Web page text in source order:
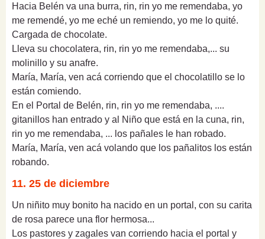
Hacia Belén va una burra, rin, rin yo me remendaba, yo
me remendé, yo me eché un remiendo, yo me lo quité.
Cargada de chocolate.
Lleva su chocolatera, rin, rin yo me remendaba,... su
molinillo y su anafre.
María, María, ven acá corriendo que el chocolatillo se lo
están comiendo.
En el Portal de Belén, rin, rin yo me remendaba, ....
gitanillos han entrado y al Niño que está en la cuna, rin,
rin yo me remendaba, ... los pañales le han robado.
María, María, ven acá volando que los pañalitos los están
robando.
11. 25 de diciembre
Un niñito muy bonito ha nacido en un portal, con su carita
de rosa parece una flor hermosa...
Los pastores y zagales van corriendo hacia el portal y